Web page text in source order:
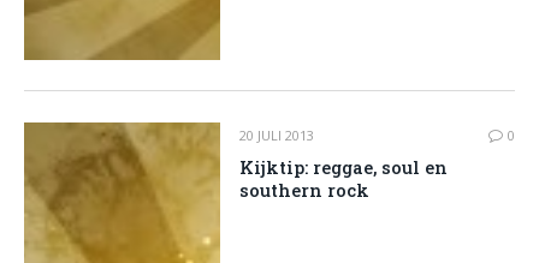
20 JULI 2013 0
Kijktip: reggae, soul en
southern rock